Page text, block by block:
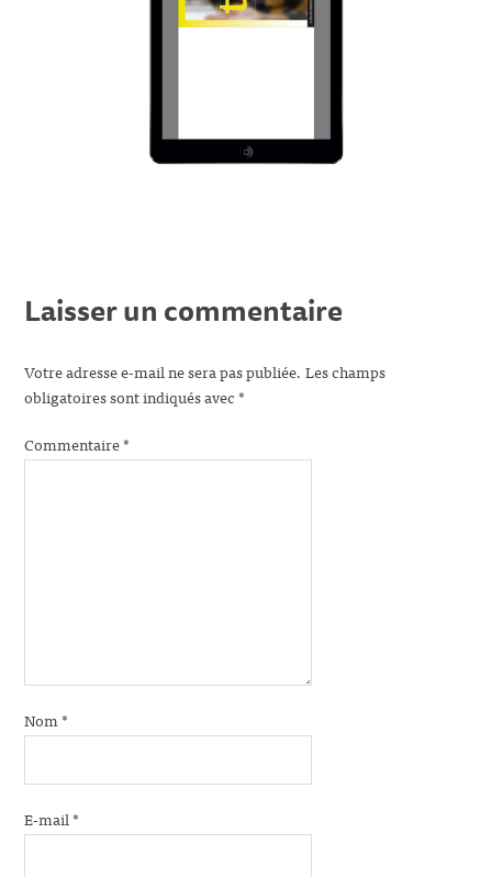
Laisser un commentaire
Votre adresse e-mail ne sera pas publiée. Les champs
obligatoires sont indiqués avec*
Commentaire*
Nom*
E-mail*